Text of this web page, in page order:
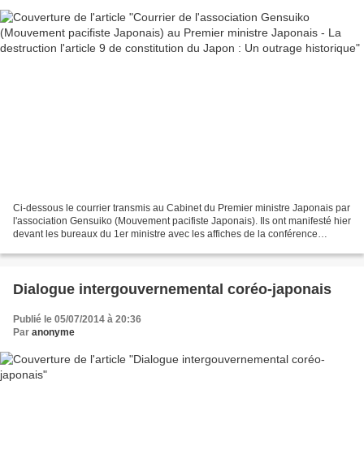
Ci-dessous le courrier transmis au Cabinet du Premier ministre Japonais par
l'association Gensuiko (Mouvement pacifiste Japonais). Ils ont manifesté hier
devant les bureaux du 1er ministre avec les affiches de la conférence
Dialogue intergouvernemental coréo-japonais
Publié le 05/07/2014 à 20:36
Par anonyme